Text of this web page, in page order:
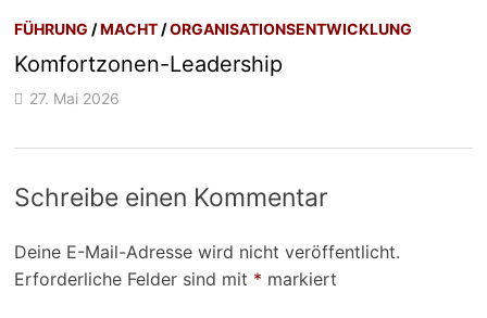
FÜHRUNG /MACHT /ORGANISATIONSENTWICKLUNG
Komfortzonen-Leadership
27. Mai 2026
Schreibe einen Kommentar
Deine E-Mail-Adresse wird nicht veröffentlicht.
Erforderliche Felder sind mit * markiert